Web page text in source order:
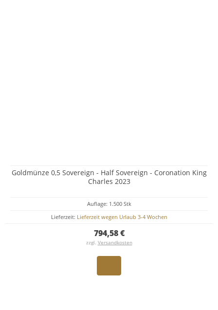
Goldmünze 0,5 Sovereign - Half Sovereign - Coronation King
Charles 2023
Auflage: 1.500 Stk
Lieferzeit: Lieferzeit wegen Urlaub 3-4 Wochen
794,58 €
zzgl. Versandkosten